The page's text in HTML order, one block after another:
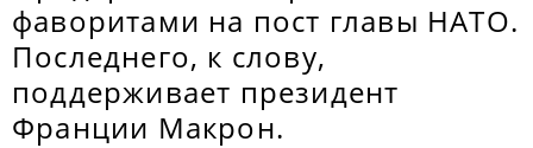
фаворитами на пост главы НАТО.
Последнего, к слову,
поддерживает президент
Франции Макрон.